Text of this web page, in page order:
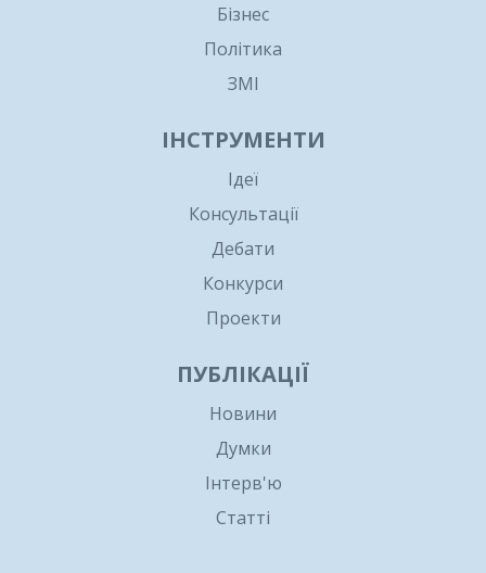
Бізнес
Політика
ЗМІ
ІНСТРУМЕНТИ
Ідеї
Консультації
Дебати
Конкурси
Проекти
ПУБЛІКАЦІЇ
Новини
Думки
Інтерв'ю
Статті